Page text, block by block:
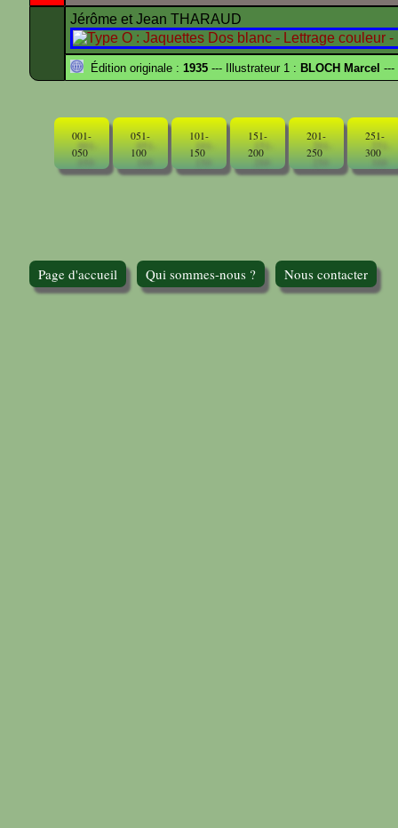
Jérôme et Jean THARAUD
Édition originale : 1935 --- Illustrateur 1 : BLOCH Marcel ---
001-
050
051-
100
101-
150
151-
200
201-
250
251-
300
Page d'accueil Qui sommes-nous ? Nous contacter